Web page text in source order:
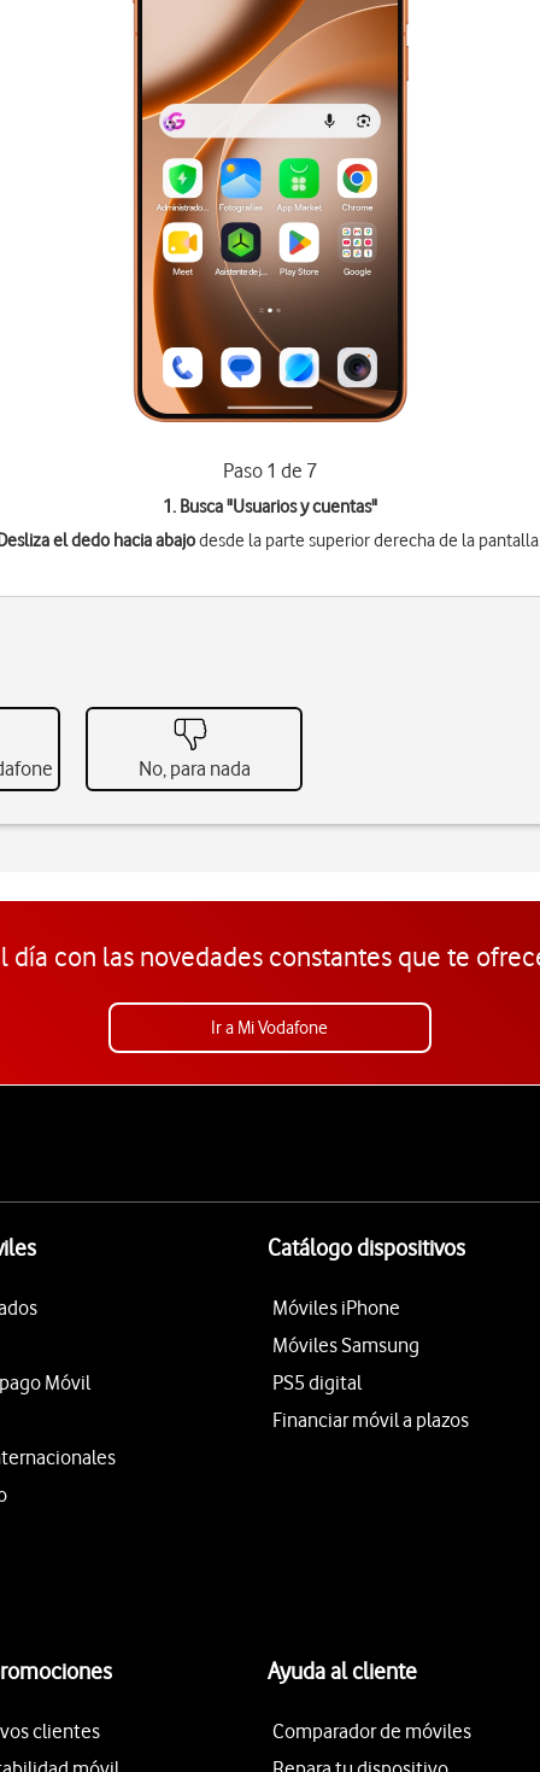
Paso 1 de 7
1. Busca "Usuarios y cuentas"
el dedo hacia abajodesde la parte superior derecha de la
No, para nada
día con las novedades constantes que te
Ir a Mi Vodafone
Móvil
Catálogo dispositivos
Móviles iPhone
Móviles Samsung
PS5 digital
Financiar móvil a plazos
clientes
Ayuda al cliente
Comparador de móviles